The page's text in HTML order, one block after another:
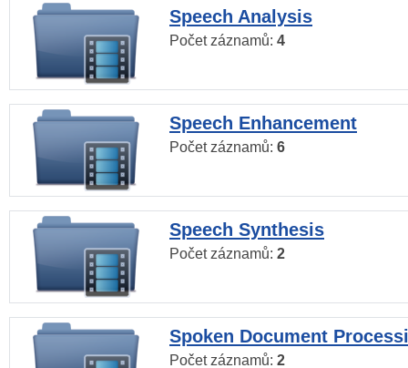
Speech Analysis
Počet záznamů: 4
Speech Enhancement
Počet záznamů: 6
Speech Synthesis
Počet záznamů: 2
Spoken Document
Počet záznamů: 2